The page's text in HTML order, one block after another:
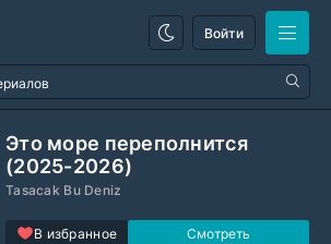
Войти
Это море переполнится
(2025-2026)
Tasacak Bu Deniz
В избранное